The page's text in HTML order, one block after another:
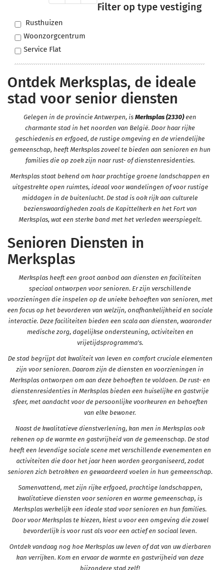
Filter op type vestiging
Rusthuizen
Woonzorgcentrum
Service Flat
Ontdek Merksplas, de ideale
stad voor senior diensten
Gelegen in de provincie Antwerpen, is Merksplas (2330)een
charmante stad in het noorden van België. Door haar rijke
geschiedenis en erfgoed, de rustige omgeving en de vriendelijke
gemeenschap, heeft Merksplas zoveel te bieden aan senioren en hun
families die op zoek zijn naar rust- of dienstenresidenties.
Merksplas staat bekend om haar prachtige groene landschappen en
uitgestrekte open ruimtes, ideaal voor wandelingen of voor rustige
middagen in de buitenlucht. De stad is ook rijk aan culturele
bezienswaardigheden zoals de Kapittelkerk en het Fort van
Merksplas, wat een sterke band met het verleden weerspiegelt.
Senioren Diensten in
Merksplas
Merksplas heeft een groot aanbod aan diensten en faciliteiten
speciaal ontworpen voor senioren. Er zijn verschillende
voorzieningen die inspelen op de unieke behoeften van senioren, met
een focus op het bevorderen van welzijn, onafhankelijkheid en sociale
interactie. Deze faciliteiten bieden een scala aan diensten, waaronder
medische zorg, dagelijkse ondersteuning, activiteiten en
vrijetijdsprogramma's.
De stad begrijpt dat kwaliteit van leven en comfort cruciale elementen
zijn voor senioren. Daarom zijn de diensten en voorzieningen in
Merksplas ontworpen om aan deze behoeften te voldoen. De rust- en
dienstenresidenties in Merksplas bieden een huiselijke en gastvrije
sfeer, met aandacht voor de persoonlijke voorkeuren en behoeften
van elke bewoner.
Naast de kwalitatieve dienstverlening, kan men in Merksplas ook
rekenen op de warmte en gastvrijheid van de gemeenschap. De stad
heeft een levendige sociale scene met verschillende evenementen en
activiteiten die door het jaar heen worden georganiseerd, zodat
senioren zich betrokken en gewaardeerd voelen in hun gemeenschap.
Samenvattend, met zijn rijke erfgoed, prachtige landschappen,
kwalitatieve diensten voor senioren en warme gemeenschap, is
Merksplas werkelijk een ideale stad voor senioren en hun families.
Door voor Merksplas te kiezen, kiest u voor een omgeving die zowel
bevorderlijk is voor rust als voor een actief en sociaal leven.
Ontdek vandaag nog hoe Merksplas uw leven of dat van uw dierbaren
kan verrijken. Kom en ervaar de warmte en gastvrijheid van deze
bijzondere stad zelf!